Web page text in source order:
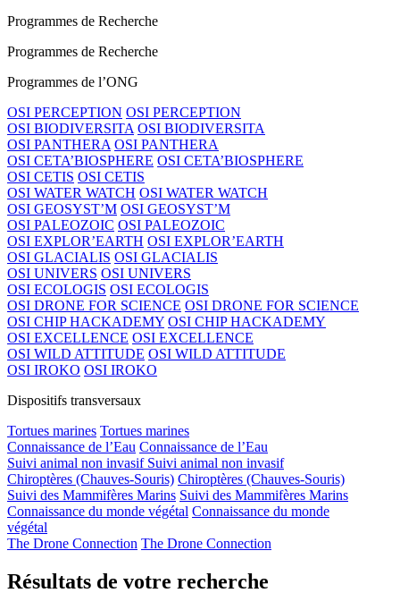
Programmes de Recherche
Programmes de Recherche
Programmes de l’ONG
OSI PERCEPTION OSI PERCEPTION
OSI BIODIVERSITA OSI BIODIVERSITA
OSI PANTHERA OSI PANTHERA
OSI CETA’BIOSPHERE OSI CETA’BIOSPHERE
OSI CETIS OSI CETIS
OSI WATER WATCH OSI WATER WATCH
OSI GEOSYST’M OSI GEOSYST’M
OSI PALEOZOIC OSI PALEOZOIC
OSI EXPLOR’EARTH OSI EXPLOR’EARTH
OSI GLACIALIS OSI GLACIALIS
OSI UNIVERS OSI UNIVERS
OSI ECOLOGIS OSI ECOLOGIS
OSI DRONE FOR SCIENCE OSI DRONE FOR SCIENCE
OSI CHIP HACKADEMY OSI CHIP HACKADEMY
OSI EXCELLENCE OSI EXCELLENCE
OSI WILD ATTITUDE OSI WILD ATTITUDE
OSI IROKO OSI IROKO
Dispositifs transversaux
Tortues marines Tortues marines
Connaissance de l’Eau Connaissance de l’Eau
Suivi animal non invasif Suivi animal non invasif
Chiroptères (Chauves-Souris) Chiroptères (Chauves-Souris)
Suivi des Mammifères Marins Suivi des Mammifères Marins
Connaissance du monde végétal Connaissance du monde
végétal
The Drone Connection The Drone Connection
Résultats de votre recherche